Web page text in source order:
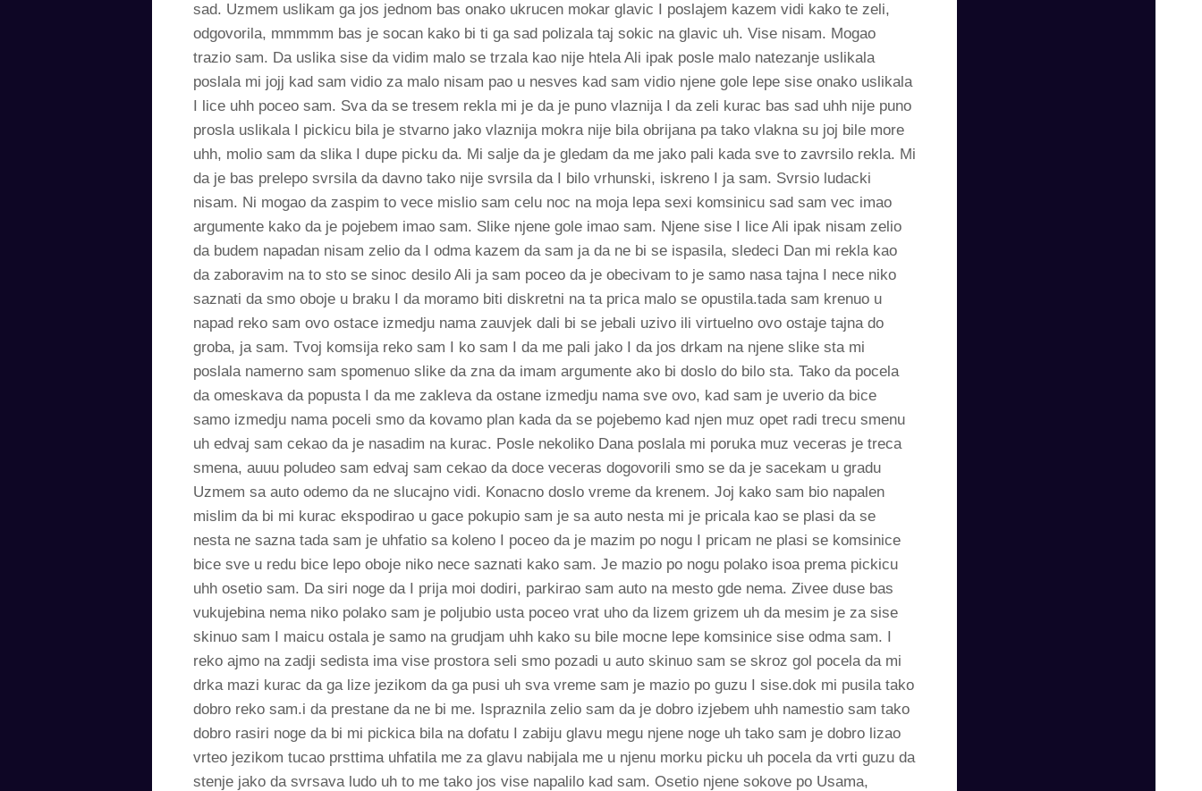
sad. Uzmem uslikam ga jos jednom bas onako ukrucen mokar glavic I poslajem kazem vidi kako te zeli,
odgovorila, mmmmm bas je socan kako bi ti ga sad polizala taj sokic na glavic uh. Vise nisam. Mogao
trazio sam. Da uslika sise da vidim malo se trzala kao nije htela Ali ipak posle malo natezanje uslikala
poslala mi jojj kad sam vidio za malo nisam pao u nesves kad sam vidio njene gole lepe sise onako uslikala
I lice uhh poceo sam. Sva da se tresem rekla mi je da je puno vlaznija I da zeli kurac bas sad uhh nije puno
prosla uslikala I pickicu bila je stvarno jako vlaznija mokra nije bila obrijana pa tako vlakna su joj bile more
uhh, molio sam da slika I dupe picku da. Mi salje da je gledam da me jako pali kada sve to zavrsilo rekla. Mi
da je bas prelepo svrsila da davno tako nije svrsila da I bilo vrhunski, iskreno I ja sam. Svrsio ludacki
nisam. Ni mogao da zaspim to vece mislio sam celu noc na moja lepa sexi komsinicu sad sam vec imao
argumente kako da je pojebem imao sam. Slike njene gole imao sam. Njene sise I lice Ali ipak nisam zelio
da budem napadan nisam zelio da I odma kazem da sam ja da ne bi se ispasila, sledeci Dan mi rekla kao
da zaboravim na to sto se sinoc desilo Ali ja sam poceo da je obecivam to je samo nasa tajna I nece niko
saznati da smo oboje u braku I da moramo biti diskretni na ta prica malo se opustila.tada sam krenuo u
napad reko sam ovo ostace izmedju nama zauvjek dali bi se jebali uzivo ili virtuelno ovo ostaje tajna do
groba, ja sam. Tvoj komsija reko sam I ko sam I da me pali jako I da jos drkam na njene slike sta mi
poslala namerno sam spomenuo slike da zna da imam argumente ako bi doslo do bilo sta. Tako da pocela
da omeskava da popusta I da me zakleva da ostane izmedju nama sve ovo, kad sam je uverio da bice
samo izmedju nama poceli smo da kovamo plan kada da se pojebemo kad njen muz opet radi trecu smenu
uh edvaj sam cekao da je nasadim na kurac. Posle nekoliko Dana poslala mi poruka muz veceras je treca
smena, auuu poludeo sam edvaj sam cekao da doce veceras dogovorili smo se da je sacekam u gradu
Uzmem sa auto odemo da ne slucajno vidi. Konacno doslo vreme da krenem. Joj kako sam bio napalen
mislim da bi mi kurac ekspodirao u gace pokupio sam je sa auto nesta mi je pricala kao se plasi da se
nesta ne sazna tada sam je uhfatio sa koleno I poceo da je mazim po nogu I pricam ne plasi se komsinice
bice sve u redu bice lepo oboje niko nece saznati kako sam. Je mazio po nogu polako isoa prema pickicu
uhh osetio sam. Da siri noge da I prija moi dodiri, parkirao sam auto na mesto gde nema. Zivee duse bas
vukujebina nema niko polako sam je poljubio usta poceo vrat uho da lizem grizem uh da mesim je za sise
skinuo sam I maicu ostala je samo na grudjam uhh kako su bile mocne lepe komsinice sise odma sam. I
reko ajmo na zadji sedista ima vise prostora seli smo pozadi u auto skinuo sam se skroz gol pocela da mi
drka mazi kurac da ga lize jezikom da ga pusi uh sva vreme sam je mazio po guzu I sise.dok mi pusila tako
dobro reko sam.i da prestane da ne bi me. Ispraznila zelio sam da je dobro izjebem uhh namestio sam tako
dobro rasiri noge da bi mi pickica bila na dofatu I zabiju glavu megu njene noge uh tako sam je dobro lizao
vrteo jezikom tucao prsttima uhfatila me za glavu nabijala me u njenu morku picku uh pocela da vrti guzu da
stenje jako da svrsava ludo uh to me tako jos vise napalilo kad sam. Osetio njene sokove po Usama,